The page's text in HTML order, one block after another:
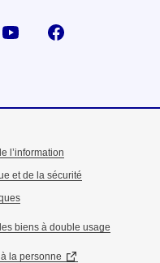
DGE X (ex-Twitter) de la
l’information
et de la sécurité
biens à double usage
la personne